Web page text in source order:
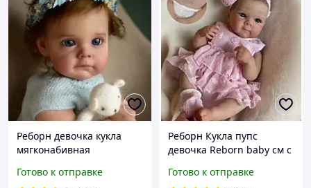
Реборн девочка кукла
мягконабивная
Reborn baby doll 60 см
Готово к отправке
Реборн Кукла пупс
девочка Reborn baby см с
можно купать с
Готово к отправке